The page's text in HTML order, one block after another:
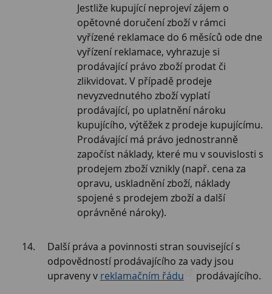
Jestliže kupující neprojeví zájem o
opětovné doručení zboží v rámci
vyřízené reklamace do 6 měsíců ode dne
vyřízení reklamace, vyhrazuje si
prodávající právo zboží prodat či
zlikvidovat. V případě prodeje
nevyzvednutého zboží vyplatí
prodávající, po uplatnění nároku
kupujícího, výtěžek z prodeje kupujícímu.
Prodávající má právo jednostranně
započíst náklady, které mu v souvislosti s
prodejem zboží vznikly (např. cena za
opravu, uskladnění zboží, náklady
spojené s prodejem zboží a další
oprávněné nároky).
Další práva a povinnosti stran související s
odpovědností prodávajícího za vady jsou
upraveny v reklamačním řádu prodávajícího.